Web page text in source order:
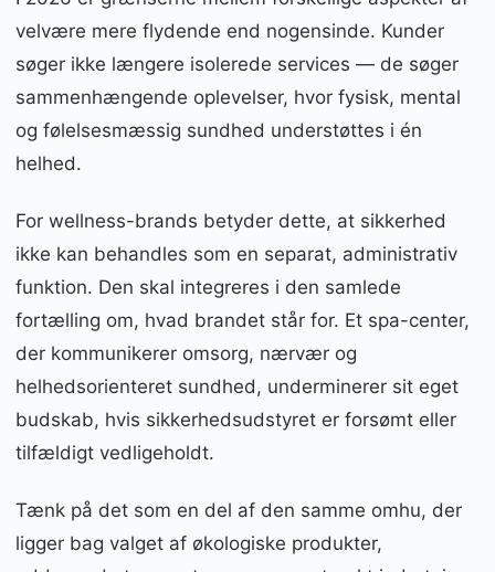
velvære mere flydende end nogensinde. Kunder
søger ikke længere isolerede services — de søger
sammenhængende oplevelser, hvor fysisk, mental
og følelsesmæssig sundhed understøttes i én
helhed.
For wellness-brands betyder dette, at sikkerhed
ikke kan behandles som en separat, administrativ
funktion. Den skal integreres i den samlede
fortælling om, hvad brandet står for. Et spa-center,
der kommunikerer omsorg, nærvær og
helhedsorienteret sundhed, underminerer sit eget
budskab, hvis sikkerhedsudstyret er forsømt eller
tilfældigt vedligeholdt.
Tænk på det som en del af den samme omhu, der
ligger bag valget af økologiske produkter,